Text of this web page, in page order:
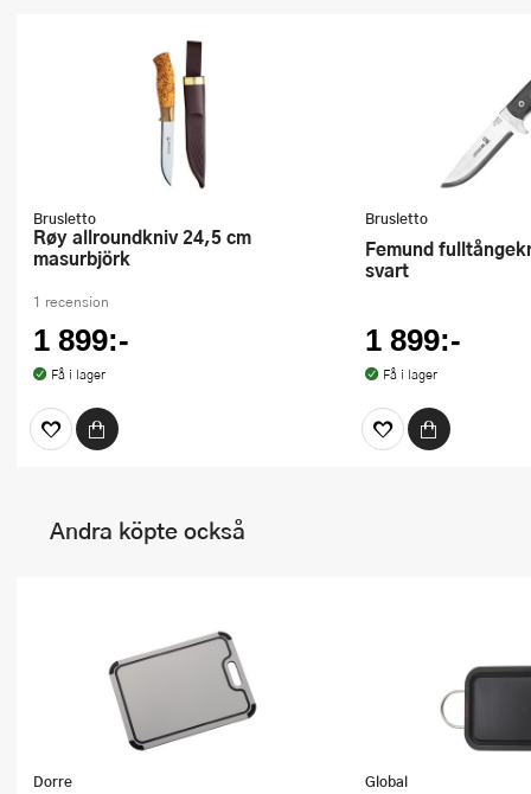
Brusletto
Røy allroundkniv 24,5 cm
masurbjörk
1 recension
1 899:-
Få i lager
Brusletto
Femund fulltångekniv 23,5 cm
svart
1 899:-
Få i lager
Andra köpte också
Dorre Global